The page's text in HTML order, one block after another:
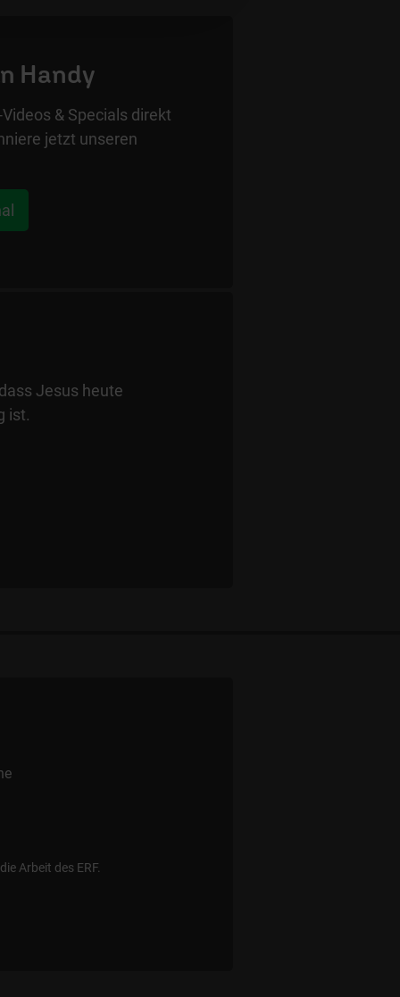
Handy
& Specials direkt
jetzt unseren
Jesus heute
ist.
Arbeit des ERF.